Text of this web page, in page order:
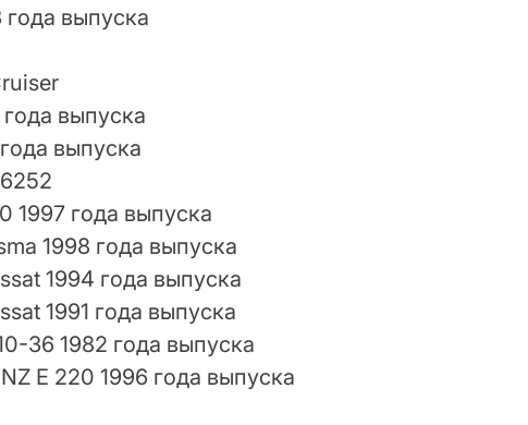
года выпуска
выпуска
выпуска
1997 года выпуска
1998 года выпуска
1994 года выпуска
1991 года выпуска
36 1982 года выпуска
Е 220 1996 года выпуска